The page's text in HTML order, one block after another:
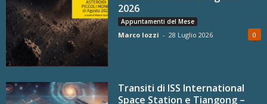
2026
Appuntamenti del Mese
Marco Iozzi - 28 Luglio 2026 0
Transiti di ISS International
Space Station e Tiangong –